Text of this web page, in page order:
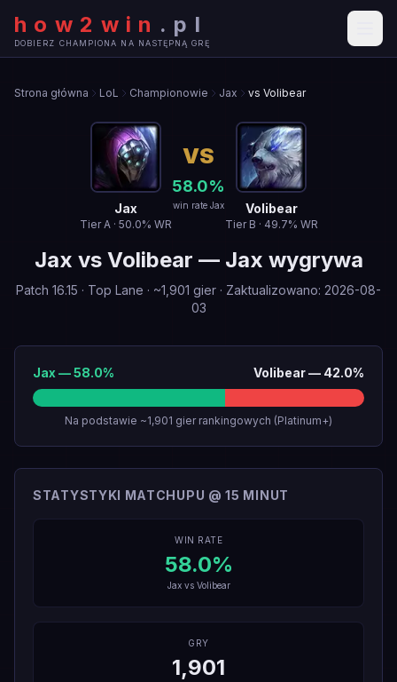
how2win . pl
DOBIERZ CHAMPIONA NA NASTĘPNĄ GRĘ
Strona główna LoL Championowie Jax vs Volibear
Jax
TierA· 50.0% WR
VS
58.0%
win rate Jax Volibear
Tier B · 49.7% WR
Jax vs Volibear — Jax wygrywa
Patch 16.15 · Top Lane · ~1,901 gier · Zaktualizowano: 2026-08-
03
Jax —58.0% Volibear— 42.0%
Na podstawie ~1,901 gier rankingowych (Platinum+)
STATYSTYKI MATCHUPU @ 15 MINUT
WIN RATE
58.0%
Jaxvs Volibear
GRY
1,901